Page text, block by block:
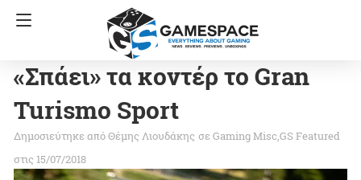
«Σπάει» τα κοντέρ το Gran
Turismo Sport
Θέμης Λιουδάκης σε Gaming Misc GS Featured
στις 15/07/2018